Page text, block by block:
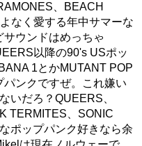
、BEACH
なく愛する年中サマーな
ウンドはめっちゃ
以降の90's USポッ
1とかMUTANT POP
ンクですぜ。これ嫌い
いだろ？QUEERS、
TERMITES、SONIC
ポップパンク好きなら余